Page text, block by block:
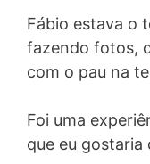
Fábio estava o
fazendo fotos,
com o pau na
Foi uma
que eu gostaria